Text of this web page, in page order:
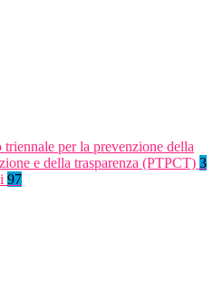
triennale per la prevenzione della
e della trasparenza (PTPCT) 3
97